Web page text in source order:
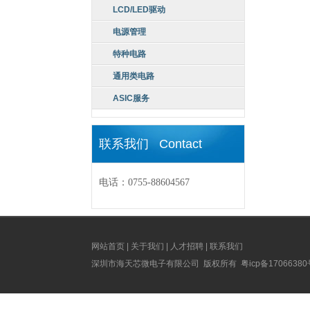
LCD/LED驱动
电源管理
特种电路
通用类电路
ASIC服务
联系我们 Contact
电话：0755-88604567
网站首页 关于我们 人才招聘
联系我们
深圳市海天芯微电子有限公司 版权所有 粤icp备17066380